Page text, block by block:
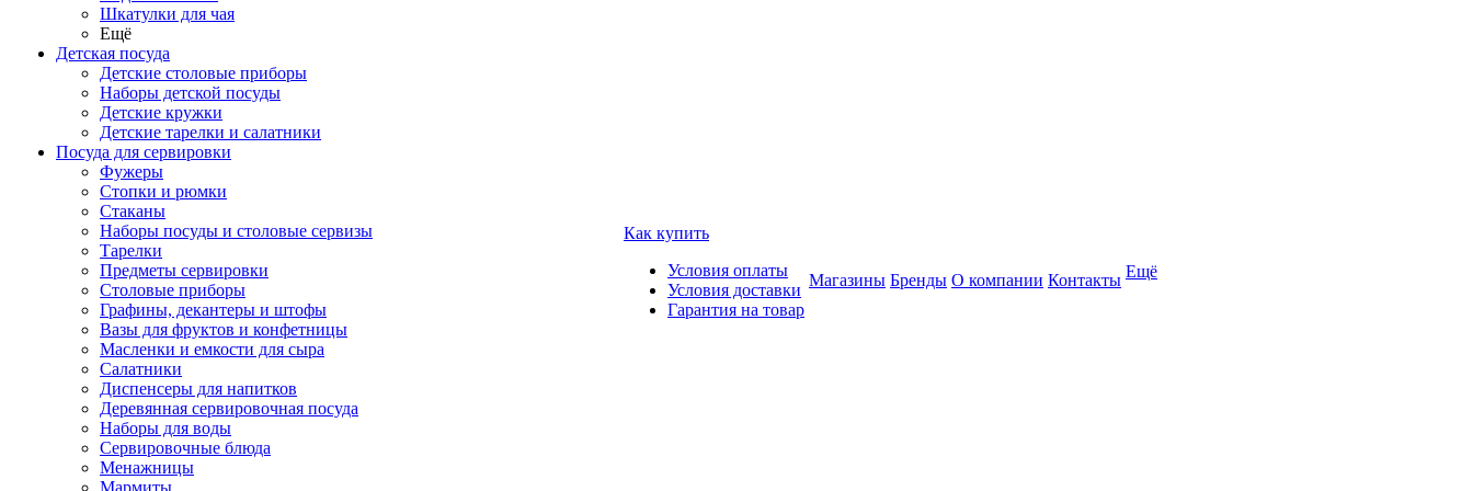
Шкатулки для чая
Ещё
Детская посуда
Детские столовые приборы
Наборы детской посуды
Детские кружки
Детские тарелки и салатники
Посуда для сервировки
Фужеры
Стопки и рюмки
Стаканы
Наборы посуды и столовые сервизы
Тарелки
Предметы сервировки
Столовые приборы
Графины, декантеры и штофы
Вазы для фруктов и конфетницы
Масленки и емкости для сыра
Салатники
Диспенсеры для напитков
Деревянная сервировочная посуда
Наборы для воды
Сервировочные блюда
Менажницы
Мармиты
Как купить
Условия оплаты
Условия доставки
Гарантия на товар
Магазины Бренды О компании Контакты Ещё